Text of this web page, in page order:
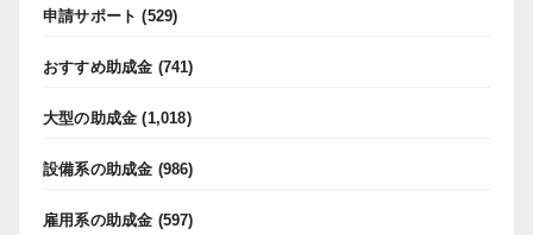
申請サポート (529)
おすすめ助成金 (741)
大型の助成金 (1,018)
設備系の助成金 (986)
雇用系の助成金 (597)